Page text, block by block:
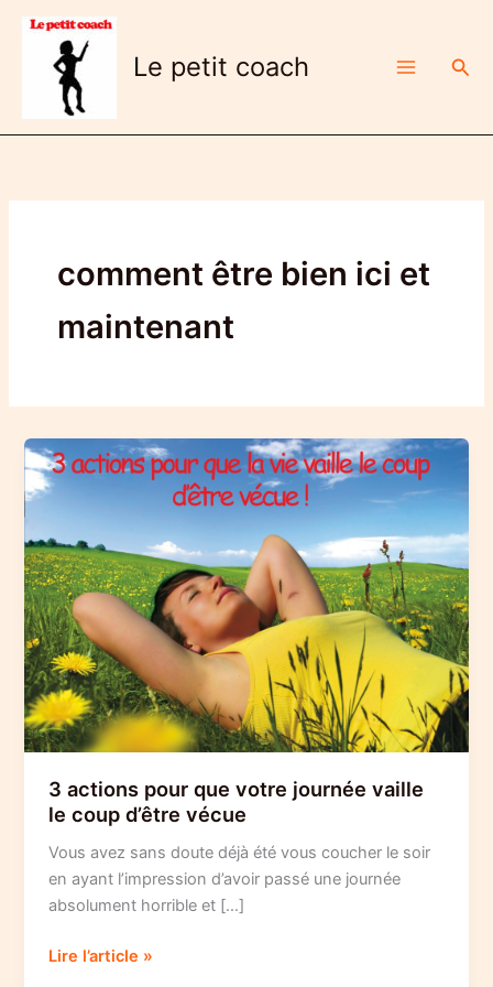
Aller
contenu
Le petit coach
comment être bien ici et
maintenant
3 actions pour que votre journée vaille
le coup d’être vécue
Vous avez sans doute déjà été vous coucher le soir
en ayant l’impression d’avoir passé une journée
absolument horrible et […]
3
Lire l’article »